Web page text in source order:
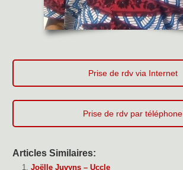
Prise de rdv via Internet
Prise de rdv par téléphone
Articles Similaires:
Joëlle Juvyns – Uccle